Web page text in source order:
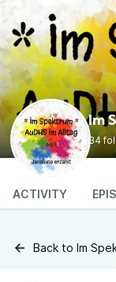
Im
34
ACTIVITY
Back to Im